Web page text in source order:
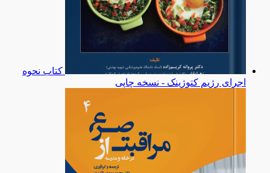
کتاب نحوه
اجرای رژیم کتوژینک - نسخه چاپی